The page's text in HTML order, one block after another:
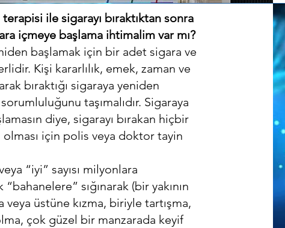
ile sigarayı bıraktıktan sonra
içmeye başlama ihtimalim var mı?
başlamak için bir adet sigara ve
Kişi kararlılık, emek, zaman ve
bıraktığı sigaraya yeniden
taşımalıdır. Sigaraya
diye, sigarayı bırakan hiçbir
için polis veya doktor tayin
“iyi” sayısı milyonlara
sığınarak (bir yakının
veya üstüne kızma, biriyle tartışma,
çok güzel bir manzarada keyif